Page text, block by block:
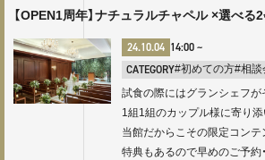
【OPEN1周年】ナチュラルチャペル ×選べる
24.10.04 14:00~
CATEGORY#初めての方#相談
試食の際にはグランシェフが
1組1組のカップル様に寄り添
当館だからこその限定コンテ
特典もあるので早めのご予約